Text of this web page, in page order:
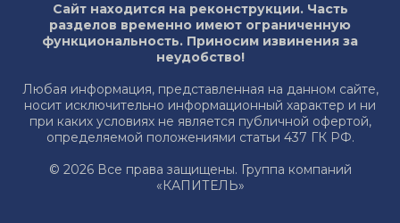
Сайт находится на реконструкции. Часть
разделов временно имеют ограниченную
функциональность. Приносим извинения за
неудобство!
Любая информация, представленная на данном сайте,
носит исключительно информационный характер и ни
при каких условиях не является публичной офертой,
определяемой положениями статьи 437 ГК РФ.
© 2026 Все права защищены. Группа компаний
«КАПИТЕЛЬ»